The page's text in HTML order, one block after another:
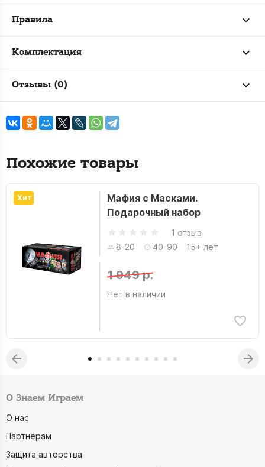
Правила
Комплектация
Отзывы (0)
Похожие товары
Хит
Мафия c Масками.
Подарочный набор
1 отзыв
8-20
40-90 15+ лет
1 949 р.
Нет в наличии
О Знаем Играем
О нас
Партнёрам
Защита авторства